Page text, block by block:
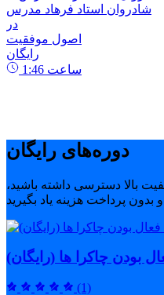
شادروان استاد فرهاد مدرس
در
اصول موفقیت
رایگان
1:46 ساعت
دوره‌های رایگان
بالا دسترسی داشته باشید،
پرداخت هزینه یاد بگیرید
بودن چاکرا ها (رایگان)
(1)